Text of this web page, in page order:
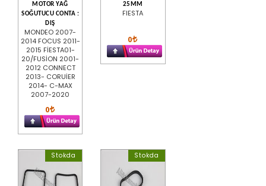
MOTOR YAĞ
SOĞUTUCU CONTA :
DIŞ
MONDEO 2007-
2014 FOCUS 2011-
2015 FİESTA01-
20/FUSİON 2001-
2012 CONNECT
2013- CORUİER
2014- C-MAX
2007-2020
0
25MM
FIESTA
0
Stokda Stokda